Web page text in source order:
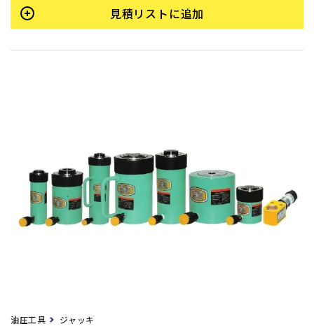
見積リストに追加
油圧工具 ジャッキ